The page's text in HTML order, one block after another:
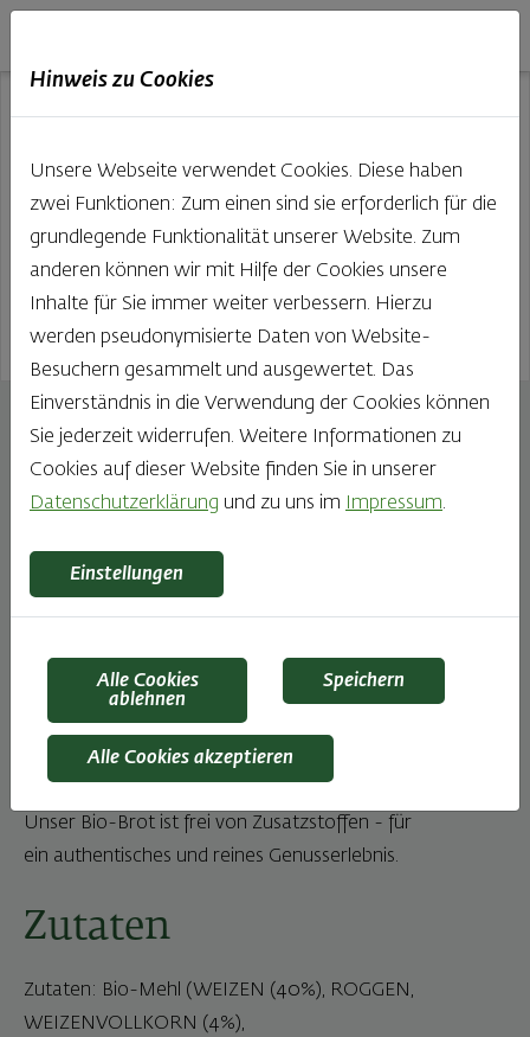
Haubis Bio-Lieblingslaib
1000g
Österreich, vereint unser Haubis Bio-
Lieblingslaib sorgfältig ausgewählte Zutaten zu
unser Bio-Brot besonders macht, ist die
Wertschätzung für die Tradition der langen
Teigführung. Der Bio-Natursauerteig verleiht
dem Brot eine angenehme Säure und
Unser Bio-Brot ist frei von Zusatzstoffen - für
ein authentisches und reines Genusserlebnis.
Zutaten
Zutaten: Bio-Mehl (WEIZEN (40%), ROGGEN,
WEIZENVOLLKORN (4%),
Hinweis zu Cookies
Unsere Webseite verwendet Cookies. Diese haben
zwei Funktionen: Zum einen sind sie erforderlich für die
grundlegende Funktionalität unserer Website. Zum
anderen können wir mit Hilfe der Cookies unsere
Inhalte für Sie immer weiter verbessern. Hierzu
werden pseudonymisierte Daten von Website-
Besuchern gesammelt und ausgewertet. Das
Einverständnis in die Verwendung der Cookies können
Sie jederzeit widerrufen. Weitere Informationen zu
Cookies auf dieser Website finden Sie in unserer
Datenschutzerklärung und zu uns im Impressum.
Einstellungen
Alle Cookies
ablehnen
Speichern
Alle Cookies akzeptieren